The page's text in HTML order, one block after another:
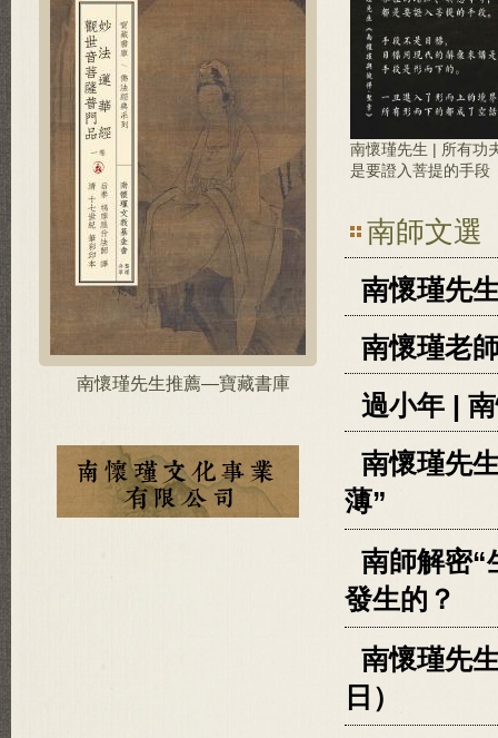
南懷瑾先生推薦—寶藏書庫
南懷瑾先生 | 所有功
是要證入菩提的手段
南師文選
南懷瑾先
南懷瑾老
過小年 |
南懷瑾先
薄”
南師解密“
發生的？
南懷瑾先
日）